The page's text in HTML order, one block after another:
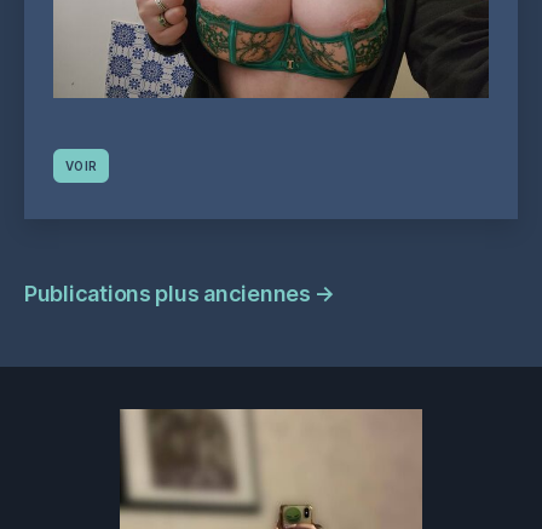
VOIR
Navigation
publications
Publications plus anciennes →